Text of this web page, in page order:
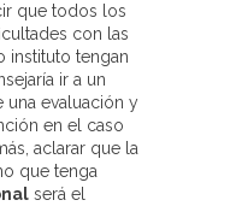
que todos los
con las
instituto tengan
ir a un
una evaluación y
en el caso
aclarar que la
que tenga
será el